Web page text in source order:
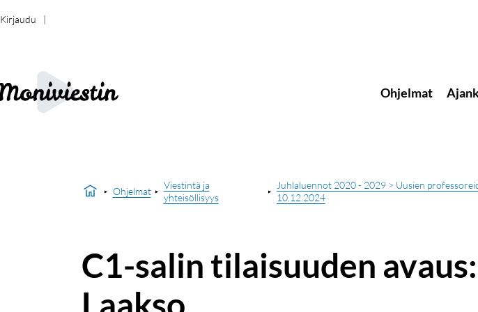
Kirjaudu
Ohjelmat
Ohjelmat
Viestintä ja
yhteisöllisyys
Juhlaluennot 2020 - 2029 > Uusien
10.12.2024
C1-salin tilaisuuden
Laakso